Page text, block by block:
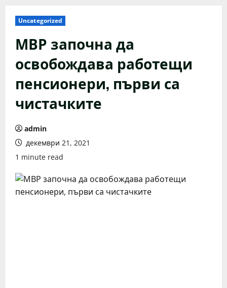
Uncategorized
МВР започна да
освобождава работещи
пенсионери, първи са
чистачките
admin
декември 21, 2021
1 minute read